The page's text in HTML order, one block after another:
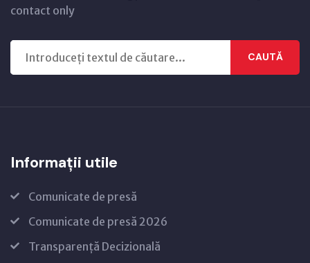
contact only
CAUTĂ
Informații utile
Comunicate de presă
Comunicate de presă 2026
Transparență Decizională